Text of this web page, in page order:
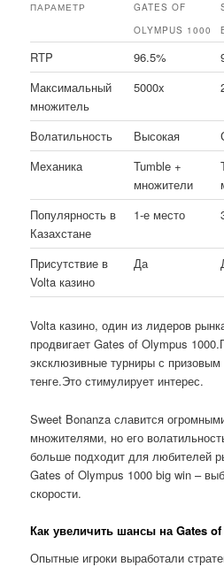
ПАРАМЕТР
GATES OF
OLYMPUS 1000
RTP 96.5%
Максимальный
множитель
5000x
Волатильность Высокая
Механика
Tumble +
множители
Популярность в
Казахстане
1-е место
Присутствие в
Volta казино
Да
Volta казино, один из лидеров
продвигает Gates of Olympus
эксклюзивные турниры с
тенге.Это стимулирует интерес.
Sweet Bonanza славится
множителями, но его
больше подходит для любителей
Gates of Olympus 1000 big win –
скорости.
Как увеличить шансы на Gates
Опытные игроки выработали